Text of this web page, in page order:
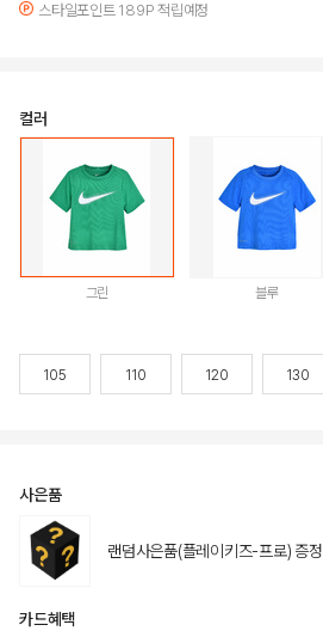
스타일포인트 189P 적립예정
컬러
그린 블루
105 110 120 130
사은품
랜덤사은품(플레이키즈-프로) 증정
카드혜택